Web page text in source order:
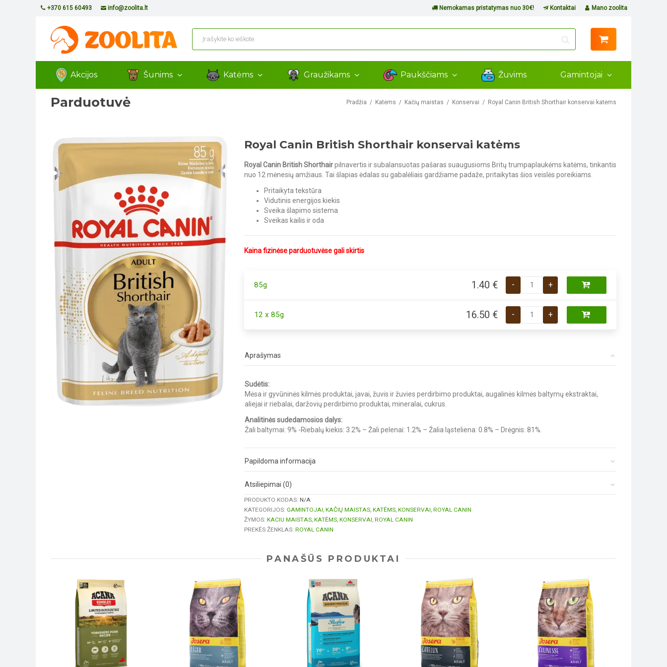
+370 615 60493 info@zoolita.lt Nemokamas pristatymas nuo 30€! Kontaktai Mano zoolita
Akcijos Šunims Katėms Graužikams Paukščiams Žuvims Gamintojai
Parduotuvė Pradžia Katėms Kačių maistas Konservai Royal Canin British Shorthair konservai katėms
Royal Canin British Shorthair konservai katėms
Royal Canin British Shorthairpilnavertis ir subalansuotas pašaras suaugusioms Britų trumpaplaukėms katėms, tinkantis
nuo 12 mėnesių amžiaus. Tai šlapias ėdalas su gabalėliais gardžiame padaže, pritaikytas šios veislės poreikiams.
Pritaikyta tekstūra
Vidutinis energijos kiekis
Sveika šlapimo sistema
Sveikas kailis ir oda
Kaina fizinėse parduotuvėse gali skirtis
85g 1.40 € -
produkto kiekis: Royal Canin British Shorthair
+
12 x 85g 16.50 € -
produkto kiekis: Royal Canin British Shorthair
+
Aprašymas
Sudėtis:
Mėsa ir gyvūninės kilmės produktai, javai, žuvis ir žuvies perdirbimo produktai, augalinės kilmės baltymų ekstraktai,
aliejai ir riebalai, daržovių perdirbimo produktai, mineralai, cukrus.
Analitinės sudedamosios dalys:
Žali baltymai: 9% -Riebalų kiekis: 3.2% – Žali pelenai: 1.2% – Žalia ląsteliena: 0.8% – Drėgnis: 81%.
Papildoma informacija
Atsiliepimai (0)
PRODUKTO KODAS: N/A
KATEGORIJOS: GAMINTOJAI, KAČIŲ MAISTAS, KATĖMS, KONSERVAI, ROYAL CANIN
ŽYMOS: KACIU MAISTAS, KATĖMS, KONSERVAI, ROYAL CANIN
PREKĖS ŽENKLAS: ROYAL CANIN
PANAŠŪS PRODUKTAI